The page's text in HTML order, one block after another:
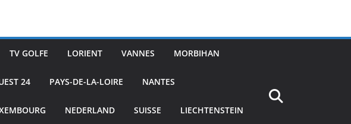
TV GOLFE LORIENT VANNES MORBIHAN
24 PAYS-DE-LA-LOIRE NANTES
NEDERLAND SUISSE LIECHTENSTEIN